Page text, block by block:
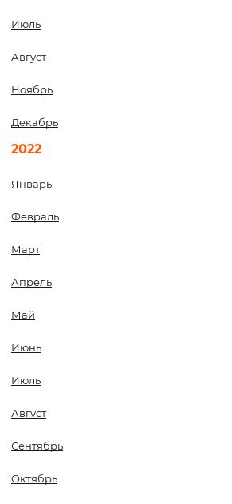
Июль
Август
Ноябрь
Декабрь
2022
Январь
Февраль
Март
Апрель
Май
Июнь
Июль
Август
Сентябрь
Октябрь